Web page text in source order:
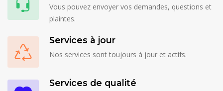
Vous pouvez envoyer vos demandes, questions et
plaintes.
Services à jour
Nos services sont toujours à jour et actifs.
Services de qualité